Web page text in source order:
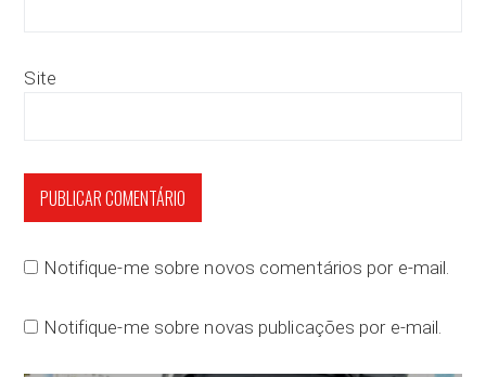
Site
Notifique-me sobre novos comentários por e-mail.
Notifique-me sobre novas publicações por e-mail.